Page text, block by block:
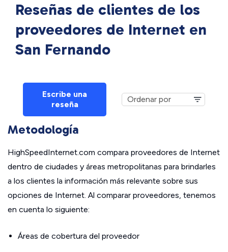
Reseñas de clientes de los
proveedores de Internet en
San Fernando
Escribe una
reseña
Metodología
HighSpeedInternet.com compara proveedores de Internet
dentro de ciudades y áreas metropolitanas para brindarles
a los clientes la información más relevante sobre sus
opciones de Internet. Al comparar proveedores, tenemos
en cuenta lo siguiente:
Áreas de cobertura del proveedor